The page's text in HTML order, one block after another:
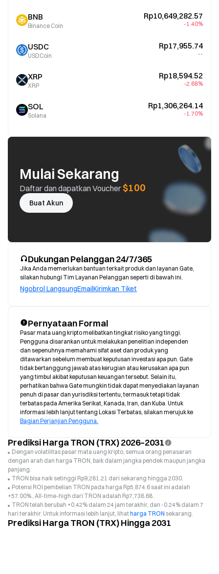
BNB
Binance Coin
Rp10,649,282.57
-1.40%
USDC
USDCoin
Rp17,955.74
--
XRP
XRP
Rp18,594.52
-2.68%
SOL
Solana
Rp1,306,264.14
-1.70%
Mulai Sekarang
Daftar dan dapatkan Voucher$100
Buat Akun
Dukungan Pelanggan 24/7/365
Jika Anda memerlukan bantuan terkait produk dan layanan Gate,
silakan hubungi Tim Layanan Pelanggan seperti di bawah ini.
Ngobrol LangsungEmailKirimkan Tiket
Pernyataan Formal
Pasar mata uang kripto melibatkan tingkat risiko yang tinggi.
Pengguna disarankan untuk melakukan penelitian independen
dan sepenuhnya memahami sifat aset dan produk yang
ditawarkan sebelum membuat keputusan investasi apa pun. Gate
tidak bertanggung jawab atas kerugian atau kerusakan apa pun
yang timbul akibat keputusan keuangan tersebut. Selain itu,
perhatikan bahwa Gate mungkin tidak dapat menyediakan layanan
penuh di pasar dan yurisdiksi tertentu, termasuk tetapi tidak
terbatas pada Amerika Serikat, Kanada, Iran, dan Kuba. Untuk
Bagian Perjanjian Pengguna.
Prediksi Harga TRON (TRX) 2026–2031
Dengan volatilitas pasar mata uang kripto, semua orang penasaran
dengan arah dan harga TRON, baik dalam jangka pendek maupun jangka
panjang.
TRON bisa naik setinggi Rp9,281.21 dari sekarang hingga 2030.
Potensi ROI pembelian TRON pada harga Rp5,874.6 saat ini adalah
+57.00% , All-time-high dari TRON adalah Rp7,738.68 .
TRON telah berubah +0.42% dalam 24 jam terakhir, dan -0.24% dalam 7
hari terakhir. Untuk informasi lebih lanjut, lihatharga TRON sekarang.
Prediksi Harga TRON (TRX) Hingga 2031